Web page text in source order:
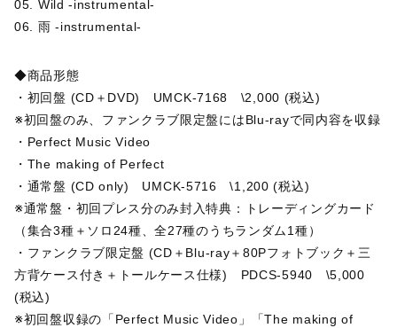
05. Wild -instrumental-
06. 雨 -instrumental-
◆商品形態
・初回盤 (CD＋DVD) UMCK-7168 \2,000 (税込)
※初回盤のみ、ファンクラブ限定盤にはBlu-rayで同内容を収録
・Perfect Music Video
・The making of Perfect
・通常盤 (CD only) UMCK-5716 \1,200 (税込)
※通常盤・初回プレス分のみ封入特典：トレーディングカード
（集合3種＋ソロ24種、全27種のうちランダム1種）
・ファンクラブ限定盤 (CD＋Blu-ray＋80Pフォトブック＋三
方背ケース付き＋トールケース仕様) PDCS-5940 \5,000
(税込)
※初回盤収録の「Perfect Music Video」「The making of